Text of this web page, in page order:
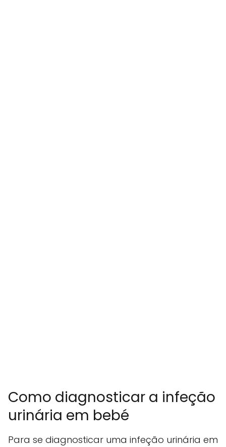
Como diagnosticar a infeção
urinária em bebé
Para se diagnosticar uma infeção urinária em